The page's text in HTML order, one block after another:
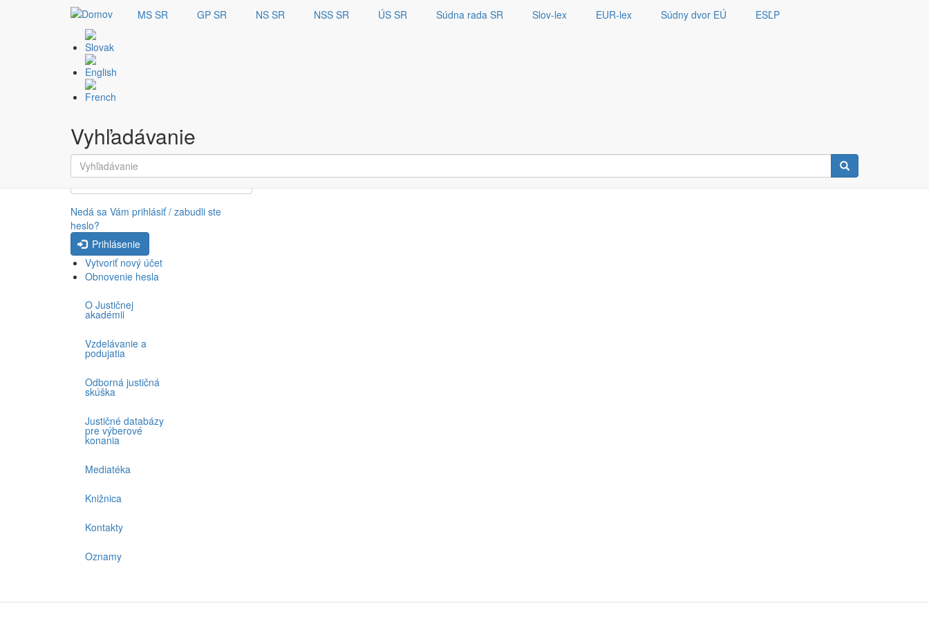
Skočiť na hlavný obsah
MS SR GP SR NS SR NSS SR ÚS SR Súdna rada SR Slov-lex EUR-lex Súdny dvor EÚ ESĽP
Vyhľadávanie
Vyhľadávanie Vyhľadávanie
Prihlásenie
Heslo
Nedá sa Vám prihlásiť / zabudli ste
heslo?
Prihlásenie
Vytvoriť nový účet
Obnovenie hesla
O Justičnej
akadémii
Vzdelávanie a
podujatia
Odborná justičná
skúška
Justičné databázy
pre výberové
konania
Mediatéka
Knižnica
Kontakty
Oznamy